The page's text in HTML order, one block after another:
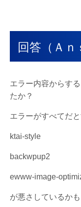
回答（Ａｎ
エラー内容からす
たか？
エラーがすべてだ
ktai-style
backwpup2
ewww-image-
が悪さしているかも